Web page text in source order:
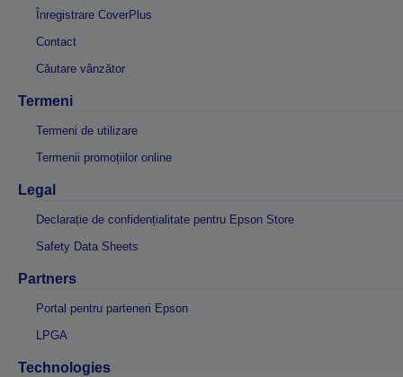
Înregistrare CoverPlus
Contact
Căutare vânzător
Termeni
Termeni de utilizare
Termenii promoțiilor online
Legal
Declarație de confidențialitate pentru Epson Store
Safety Data Sheets
Partners
Portal pentru parteneri Epson
LPGA
Technologies